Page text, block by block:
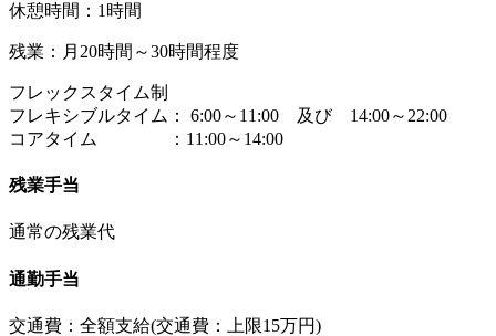
休憩時間：1時間
残業：月20時間～30時間程度
フレックスタイム制
フレキシブルタイム： 6:00～11:00 及び 14:00～22:00
コアタイム ：11:00～14:00
残業手当
通常の残業代
通勤手当
交通費：全額支給(交通費：上限15万円)